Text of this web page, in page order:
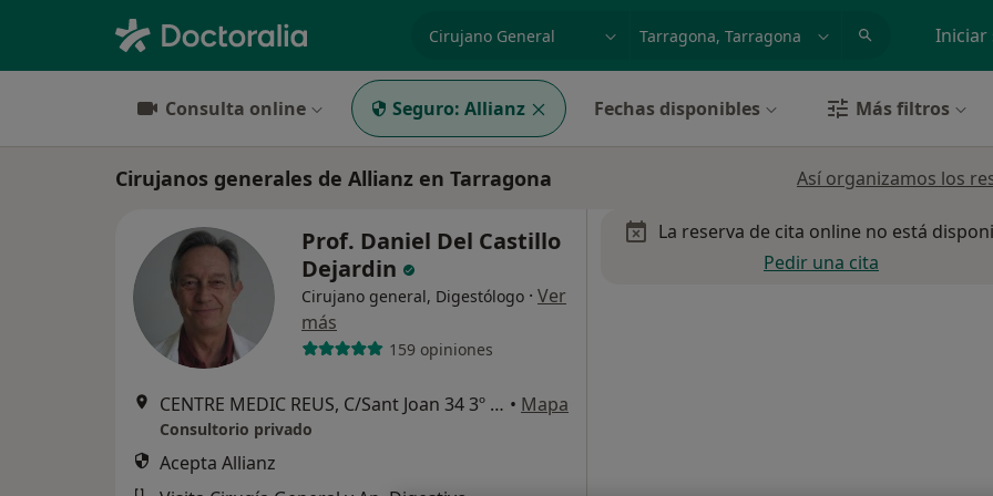
Iniciar
Consulta online Seguro: Allianz Fechas disponibles Más filtros
Cirujanos generales de Allianz en Tarragona Así organizamos los
Prof. Daniel Del Castillo
Dejardin
Cirujano general, Digestólogo · Ver
más
159 opiniones
CENTRE MEDIC REUS, C/Sant Joan 34 3º 4º, Reus • Mapa
Consultorio privado
Acepta Allianz
La reserva de cita online no está
Pedir una cita